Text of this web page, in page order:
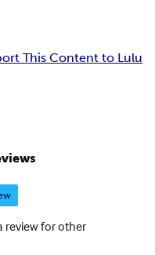
This Content to Lulu
review for other